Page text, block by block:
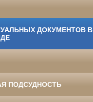
ДОКУМЕНТОВ В
ПОДСУДНОСТЬ